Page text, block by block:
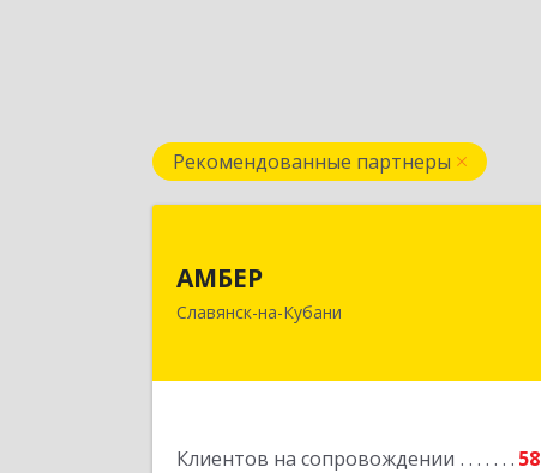
Рекомендованные партнеры
АМБЕР
Славянск-на-Кубани
Клиентов на сопровождении 58
Славянский р-н, Славянск-на-Кубани